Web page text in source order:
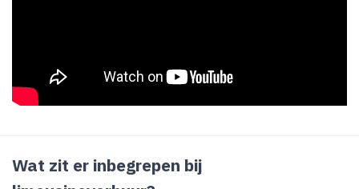
Wat zit er inbegrepen bij